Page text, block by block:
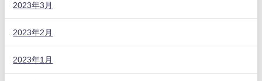
2023年3月
2023年2月
2023年1月